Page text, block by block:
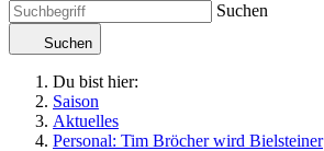
Suchen
Suchen
Du bist hier:
Saison
Aktuelles
Personal: Tim Bröcher wird Bielsteiner